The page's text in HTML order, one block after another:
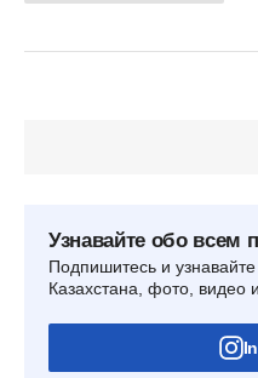
Узнавайте обо всем
Подпишитесь и
Казахстана, фото, видео